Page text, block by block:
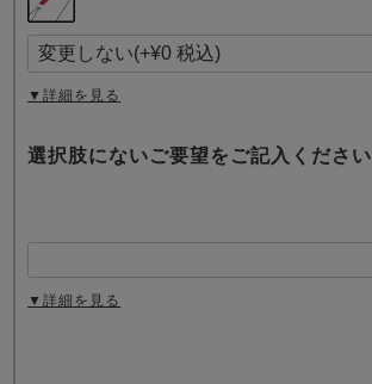
須
)
▼詳細を見る
選択肢にないご要望をご記入ください
▼詳細を見る